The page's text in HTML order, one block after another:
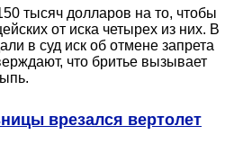
тысяч долларов на то, чтобы
от иска четырех из них. В
в суд иск об отмене запрета
что бритье вызывает
врезался вертолет